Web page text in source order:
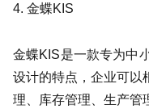
4. 金蝶KIS
金蝶KIS是一款专为中
设计的特点，企业可以
理、库存管理、生产管